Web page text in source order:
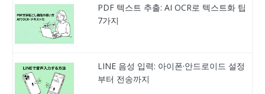
PDF 텍스트 추출: AI OCR로 텍스트화 팁
7가지
LINE 음성 입력: 아이폰·안드로이드 설정
부터 전송까지